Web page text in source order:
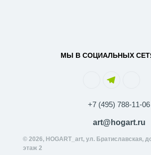
МЫ В СОЦИАЛЬНЫХ
+7 (495) 788-11-06
art@hogart.ru
© 2026, HOGART_art, ул. Братиславская,
этаж 2